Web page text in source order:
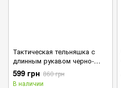
Тактическая тельняшка с
длинным рукавом черно-
белая размер M
599 грн 860 грн
В наличии